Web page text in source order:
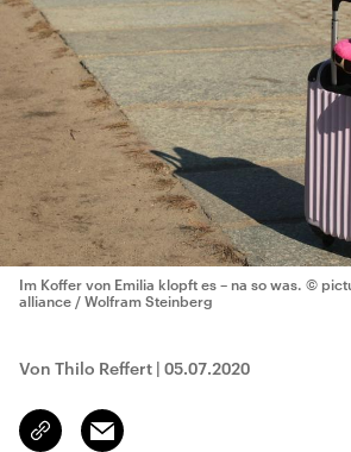
Im Koffer von Emilia klopft es – na so was. ©
alliance / Wolfram Steinberg
Von Thilo Reffert | 05.07.2020
Link
kopieren/teilen
Email